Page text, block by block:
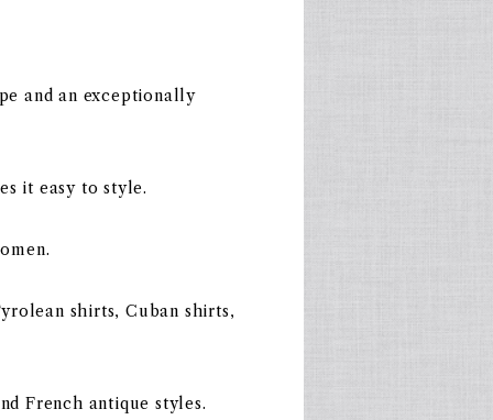
and an exceptionally
it easy to style.
shirts, Cuban shirts,
French antique styles.